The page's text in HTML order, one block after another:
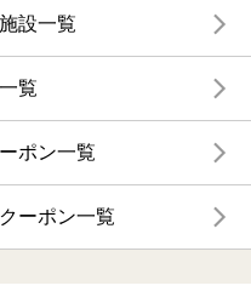
設一覧
覧
ポン一覧
ーポン一覧